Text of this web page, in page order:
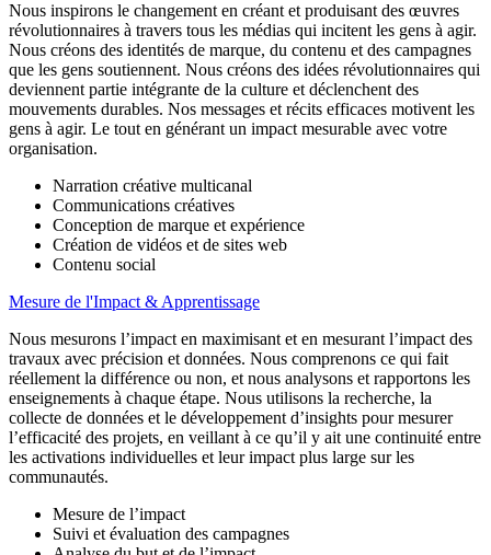
Nous inspirons le changement en créant et produisant des œuvres
révolutionnaires à travers tous les médias qui incitent les gens à agir.
Nous créons des identités de marque, du contenu et des campagnes
que les gens soutiennent. Nous créons des idées révolutionnaires qui
deviennent partie intégrante de la culture et déclenchent des
mouvements durables. Nos messages et récits efficaces motivent les
gens à agir. Le tout en générant un impact mesurable avec votre
organisation.
Narration créative multicanal
Communications créatives
Conception de marque et expérience
Création de vidéos et de sites web
Contenu social
Mesure de l'Impact & Apprentissage
Nous mesurons l’impact en maximisant et en mesurant l’impact des
travaux avec précision et données. Nous comprenons ce qui fait
réellement la différence ou non, et nous analysons et rapportons les
enseignements à chaque étape. Nous utilisons la recherche, la
collecte de données et le développement d’insights pour mesurer
l’efficacité des projets, en veillant à ce qu’il y ait une continuité entre
les activations individuelles et leur impact plus large sur les
communautés.
Mesure de l’impact
Suivi et évaluation des campagnes